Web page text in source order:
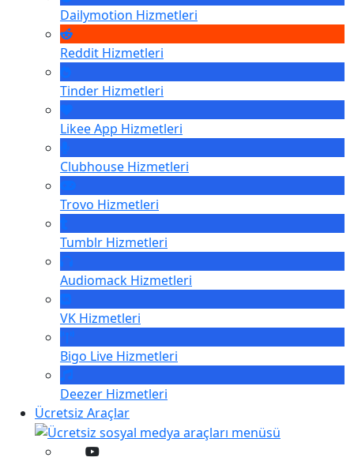
Dailymotion Hizmetleri
Reddit Hizmetleri
Tinder Hizmetleri
Likee App Hizmetleri
Clubhouse Hizmetleri
Trovo Hizmetleri
Tumblr Hizmetleri
Audiomack Hizmetleri
VK Hizmetleri
Bigo Live Hizmetleri
Deezer Hizmetleri
Ücretsiz Araçlar